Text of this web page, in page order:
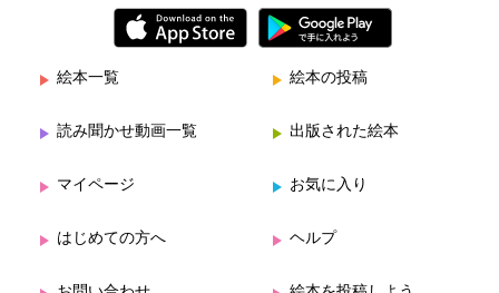
絵本一覧 絵本の投稿
読み聞かせ動画一覧 出版された絵本
マイページ お気に入り
はじめての方へ ヘルプ